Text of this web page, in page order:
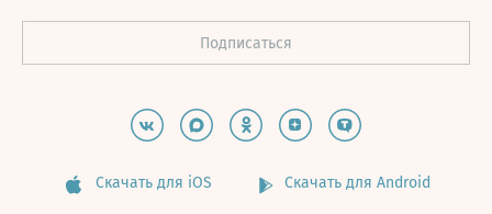
Скачать для iOS Скачать для Android